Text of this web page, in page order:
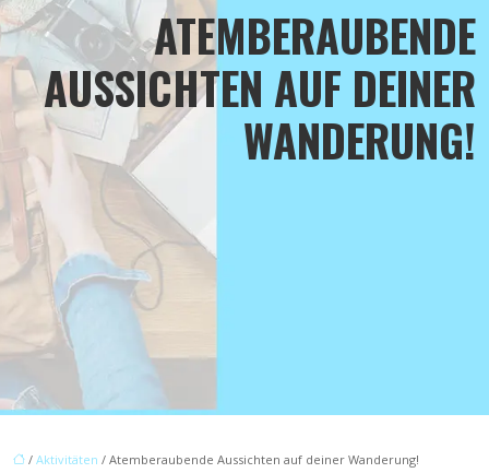
ATEMBERAUBENDE
AUSSICHTEN AUF DEINER
WANDERUNG!
/ Aktivitäten / Atemberaubende Aussichten auf deiner Wanderung!